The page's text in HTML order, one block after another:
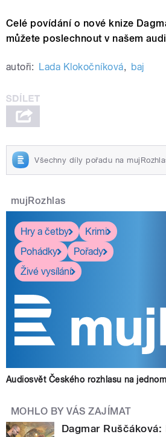
Celé povídání o nové knize
můžete poslechnout v našem
autoři: Lada Klokočníková, baj
Všechny díly pořadu na
mujRozhlas
Hry a četby
Krimi
Pohádky
Pořady
Živé vysílání
Audiosvět Českého rozhlasu na
MOHLO BY VÁS ZAJÍMAT
Dagmar